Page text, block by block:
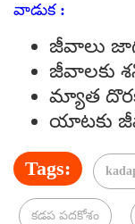
వాడుక :
జీవాలు
జీవాలకు
మ్యాత
యాటకు
Tags:
కడప పదకోశం